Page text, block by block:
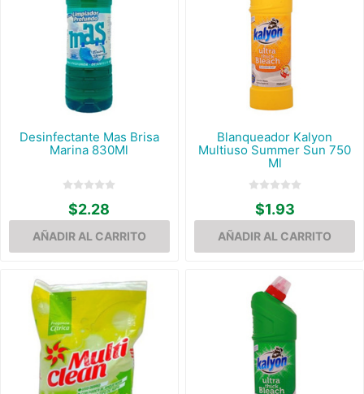
Desinfectante Mas Brisa
Marina 830Ml
$2.28
Blanqueador Kalyon
Multiuso Summer Sun 750
Ml
$1.93